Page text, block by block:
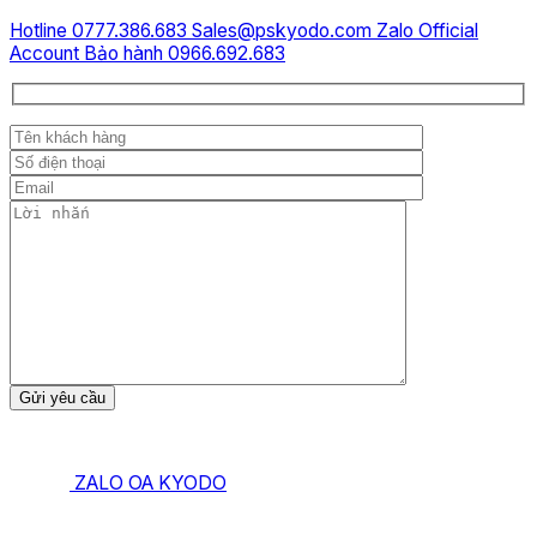
Hotline 0777.386.683 Sales@pskyodo.com Zalo Official
Account Bảo hành 0966.692.683
ZALO OA KYODO